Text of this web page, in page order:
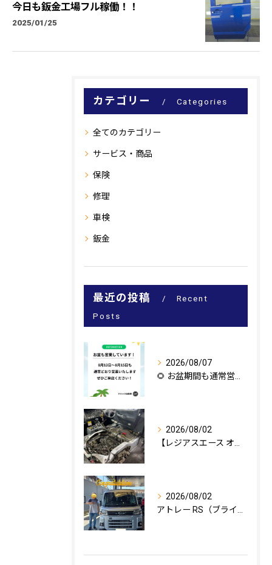
今日も鈑金工場フル稼働！！
2025/01/25
カテゴリー Categories
全てのカテゴリー
サービス・商品
保険
修理
車検
鈑金
最近の投稿
Recent
Posts
2026/08/07
2026/08/02
2026/08/02